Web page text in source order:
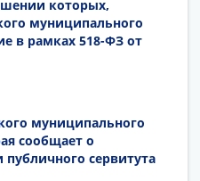
которых,
муниципального
в рамках 518-ФЗ от
муниципального
сообщает о
сервитута